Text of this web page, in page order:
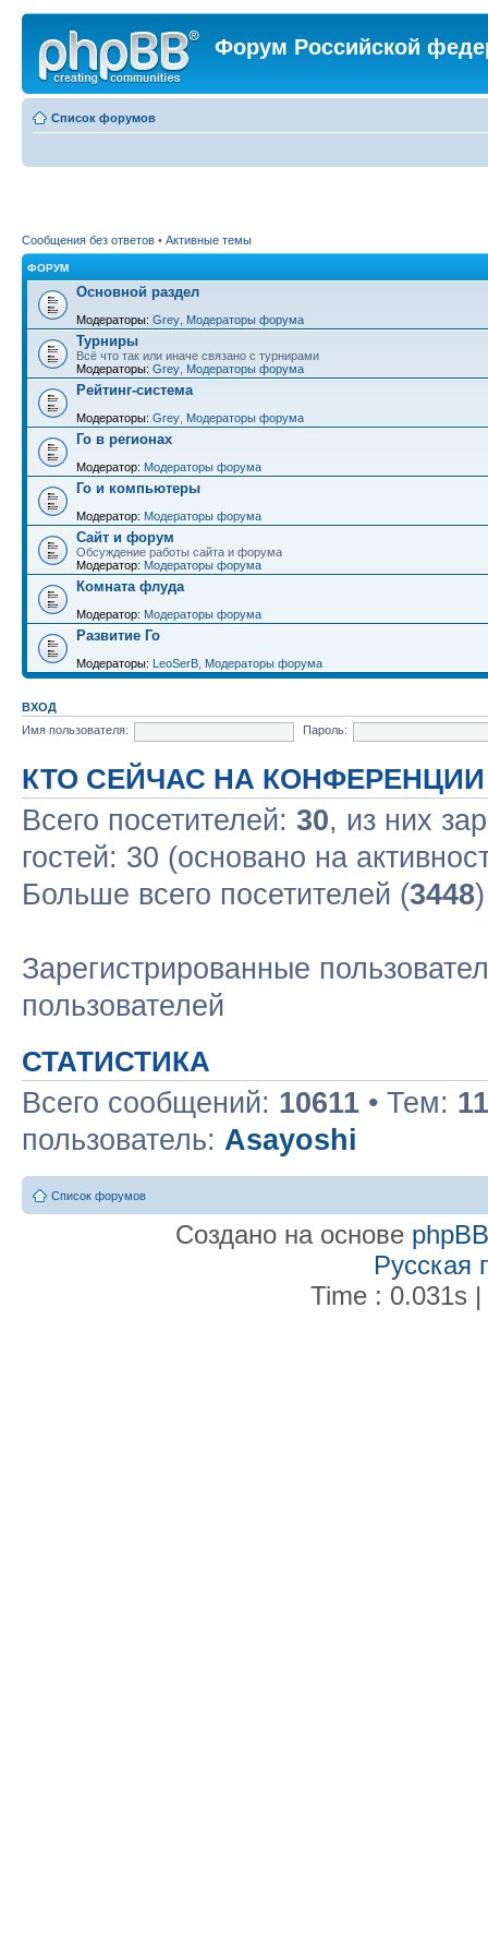
Форум Российской
Список форумов
Сообщения без ответов • Активные темы
ФОРУМ
Основной раздел
Модераторы: Grey Модераторы форума
Турниры
Всё что так или иначе связано с турнирами
Модераторы: Grey Модераторы форума
Рейтинг-система
Модераторы: Grey Модераторы форума
Го в регионах
Модератор: Модераторы форума
Го и компьютеры
Модератор: Модераторы форума
Сайт и форум
Обсуждение работы сайта и форума
Модератор: Модераторы форума
Комната флуда
Модератор: Модераторы форума
Развитие Го
Модераторы: LeoSerB Модераторы форума
ВХОД
Имя пользователя:
Пароль:
КТО СЕЙЧАС НА КОНФЕРЕНЦИИ
Всего посетителей: 30, из них
гостей: 30 (основано на
Больше всего посетителей (3448
Зарегистрированные
пользователей
СТАТИСТИКА
Всего сообщений: 10611 • Тем:
пользователь: Asayoshi
Список форумов
Создано на основе phpBB
Русская
Time : 0.031s